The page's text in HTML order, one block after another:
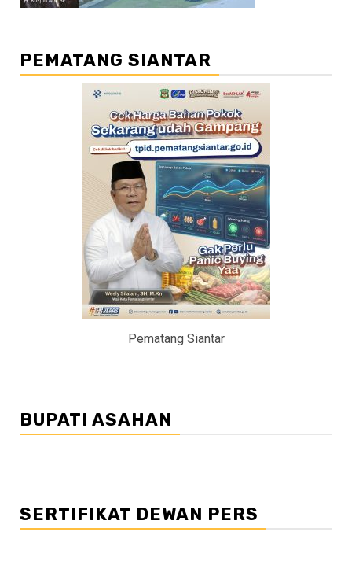
PEMATANG SIANTAR
Pematang Siantar
BUPATI ASAHAN
SERTIFIKAT DEWAN PERS